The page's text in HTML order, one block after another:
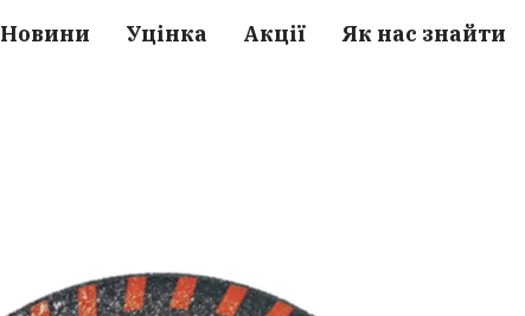
Новини Уцінка Акції Як нас знайти